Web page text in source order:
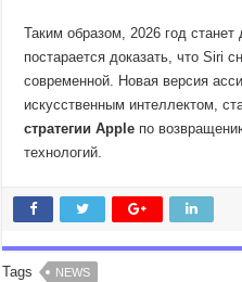
Таким образом, 2026 год
постарается доказать, что Siri
современной. Новая версия
искусственным интеллектом,
стратегии Apple по
технологий.
Tags NEWS